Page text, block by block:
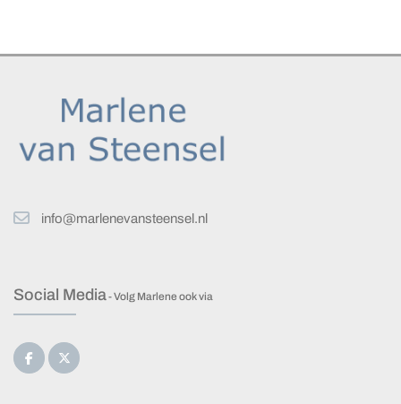
info@marlenevansteensel.nl
Social Media- Volg Marlene ook via